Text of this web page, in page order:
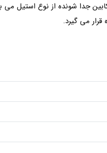
جسد 12 کابین یکی از انواع سردخانه های جسد تولید شده توسط مجموعه امین برودت می باشد که
می گیرد.